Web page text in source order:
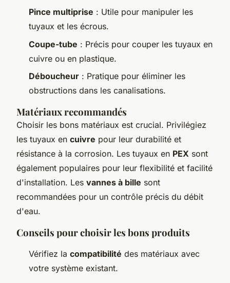
Pince multiprise : Utile pour manipuler les
tuyaux et les écrous.
Coupe-tube : Précis pour couper les tuyaux en
cuivre ou en plastique.
Déboucheur : Pratique pour éliminer les
obstructions dans les canalisations.
Matériaux recommandés
Choisir les bons matériaux est crucial. Privilégiez
les tuyaux en cuivre pour leur durabilité et
résistance à la corrosion. Les tuyaux en PEX sont
également populaires pour leur flexibilité et facilité
d'installation. Les vannes à bille sont
recommandées pour un contrôle précis du débit
d'eau.
Conseils pour choisir les bons produits
Vérifiez la compatibilité des matériaux avec
votre système existant.